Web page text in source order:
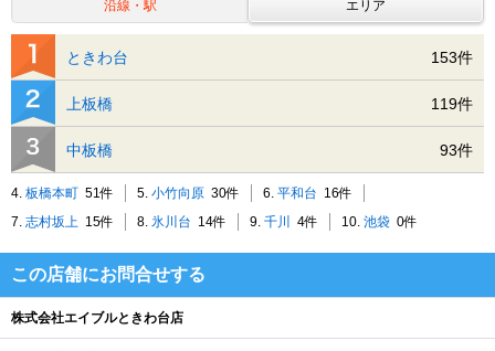
沿線・駅 エリア
ときわ台 153件
上板橋 119件
中板橋 93件
4. 板橋本町 51件 5. 小竹向原 30件 6. 平和台 16件
7. 志村坂上 15件 8. 氷川台 14件 9. 千川 4件 10. 池袋 0件
この店舗にお問合せする
株式会社エイブルときわ台店